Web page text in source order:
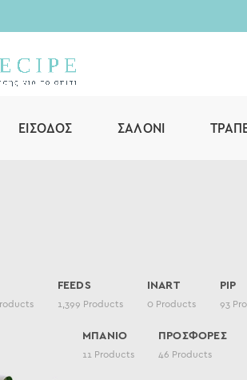
ΕΊΣΟΔΟΣ ΣΑΛΌΝΙ
FEEDS
1,399 Products
INART
0 Products
PIP
93
ΜΠΑΝΙΟ
11 Products
ΠΡΟΣΦΟΡΕΣ
46 Products